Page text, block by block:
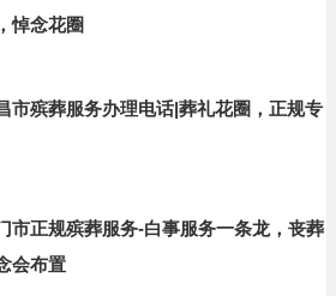
悼念花圈
市殡葬服务办理电话|葬礼花圈，正规专
市正规殡葬服务-白事服务一条龙，丧葬
会布置